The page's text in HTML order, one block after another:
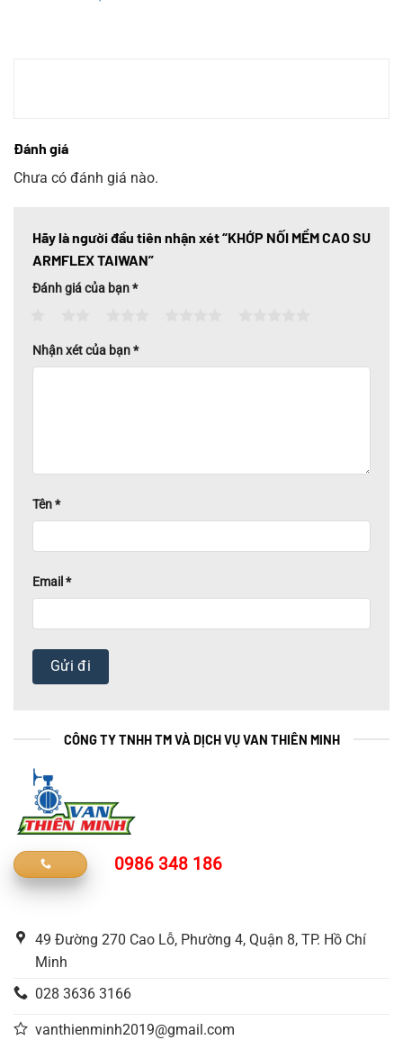
Đánh giá
Chưa có đánh giá nào.
Hãy là người đầu tiên nhận xét “KHỚP NỐI MỀM CAO SU
ARMFLEX TAIWAN”
Đánh giá của bạn*
Nhận xét của bạn*
Tên*
Email *
CÔNG TY TNHH TM VÀ DỊCH VỤ VAN THIÊN MINH
0986 348 186
49 Đường 270 Cao Lỗ, Phường 4, Quận 8, TP. Hồ Chí
Minh
028 3636 3166
vanthienminh2019@gmail.com